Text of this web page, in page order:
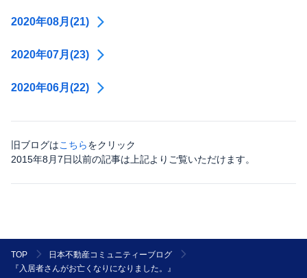
2020年08月(21)
2020年07月(23)
2020年06月(22)
旧ブログはこちらをクリック
2015年8月7日以前の記事は上記よりご覧いただけます。
TOP
日本不動産コミュニティーブログ
『入居者さんがお亡くなりになりました。』